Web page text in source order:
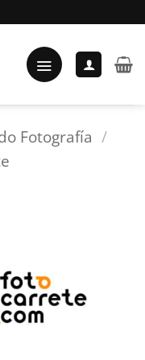
Fotografía /